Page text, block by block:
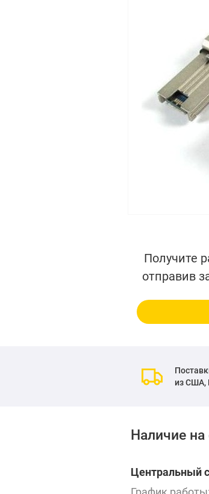
Получите
отправив
из США,
Наличие на
Центральный